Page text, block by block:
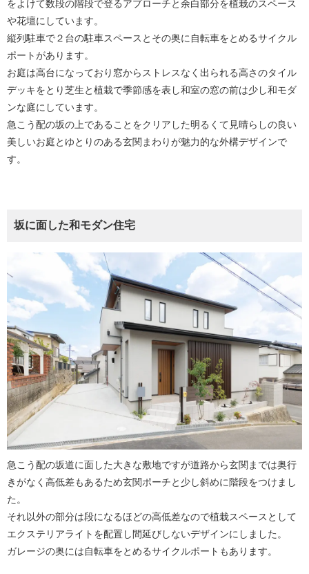
をよけて数段の階段で登るアプローチと余白部分を植栽のスペース
や花壇にしています。
縦列駐車で２台の駐車スペースとその奥に自転車をとめるサイクル
ポートがあります。
お庭は高台になっており窓からストレスなく出られる高さのタイル
デッキをとり芝生と植栽で季節感を表し和室の窓の前は少し和モダ
ンな庭にしています。
急こう配の坂の上であることをクリアした明るくて見晴らしの良い
美しいお庭とゆとりのある玄関まわりが魅力的な外構デザインで
す。
坂に面した和モダン住宅
急こう配の坂道に面した大きな敷地ですが道路から玄関までは奥行
きがなく高低差もあるため玄関ポーチと少し斜めに階段をつけまし
た。
それ以外の部分は段になるほどの高低差なので植栽スペースとして
エクステリアライトを配置し間延びしないデザインにしました。
ガレージの奥には自転車をとめるサイクルポートもあります。